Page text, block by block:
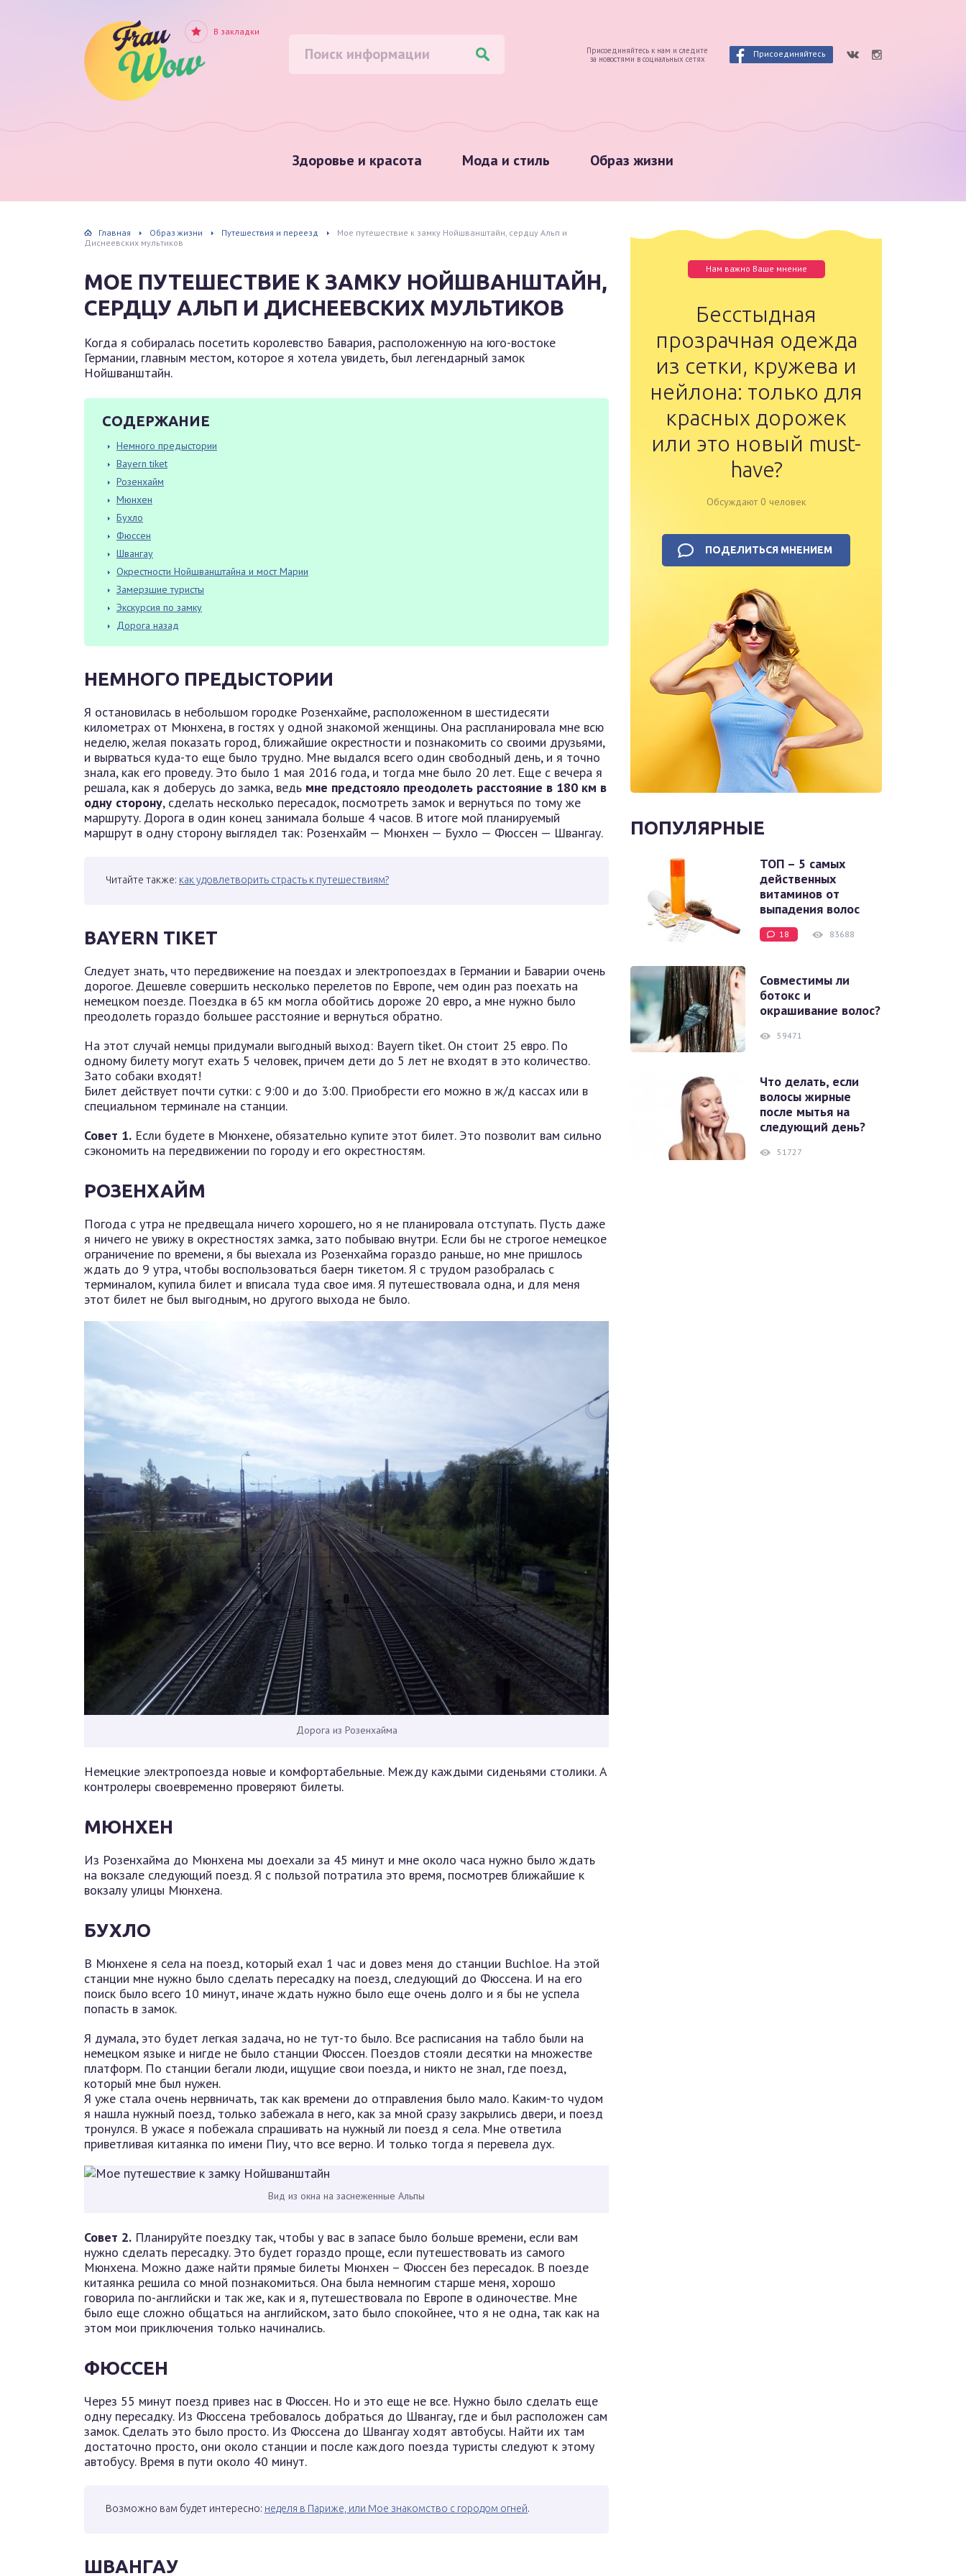
Здоровье и красота Мода и стиль Образ жизни
Присоединяйтесь к нам и следите
за новостями в социальных сетях
Присоединяйтесь
В закладки
Главная Образ жизни Путешествия и переезд
Мое путешествие к замку Нойшванштайн, сердцу Альп и
Диснеевских мультиков
МОЕ ПУТЕШЕСТВИЕ К ЗАМКУ НОЙШВАНШТАЙН,
СЕРДЦУ АЛЬП И ДИСНЕЕВСКИХ МУЛЬТИКОВ
Когда я собиралась посетить королевство Бавария, расположенную на юго-востоке
Германии, главным местом, которое я хотела увидеть, был легендарный замок
Нойшванштайн.
СОДЕРЖАНИЕ
Немного предыстории
Bayern tiket
Розенхайм
Мюнхен
Бухло
Фюссен
Швангау
Окрестности Нойшванштайна и мост Марии
Замерзшие туристы
Экскурсия по замку
Дорога назад
НЕМНОГО ПРЕДЫСТОРИИ
Я остановилась в небольшом городке Розенхайме, расположенном в шестидесяти
километрах от Мюнхена, в гостях у одной знакомой женщины. Она распланировала мне всю
неделю, желая показать город, ближайшие окрестности и познакомить со своими друзьями,
и вырваться куда-то еще было трудно. Мне выдался всего один свободный день, и я точно
знала, как его проведу. Это было 1 мая 2016 года, и тогда мне было 20 лет. Еще с вечера я
решала, как я доберусь до замка, ведь мне предстояло преодолеть расстояние в 180 км в
одну сторону, сделать несколько пересадок, посмотреть замок и вернуться по тому же
маршруту. Дорога в один конец занимала больше 4 часов. В итоге мой планируемый
маршрут в одну сторону выглядел так: Розенхайм — Мюнхен — Бухло — Фюссен — Швангау.
Читайте также: как удовлетворить страсть к путешествиям?
BAYERN TIKET
Следует знать, что передвижение на поездах и электропоездах в Германии и Баварии очень
дорогое. Дешевле совершить несколько перелетов по Европе, чем один раз поехать на
немецком поезде. Поездка в 65 км могла обойтись дороже 20 евро, а мне нужно было
преодолеть гораздо большее расстояние и вернуться обратно.
На этот случай немцы придумали выгодный выход: Bayern tiket. Он стоит 25 евро. По
одному билету могут ехать 5 человек, причем дети до 5 лет не входят в это количество.
Зато собаки входят!
Билет действует почти сутки: с 9:00 и до 3:00. Приобрести его можно в ж/д кассах или в
специальном терминале на станции.
Совет 1. Если будете в Мюнхене, обязательно купите этот билет. Это позволит вам сильно
сэкономить на передвижении по городу и его окрестностям.
РОЗЕНХАЙМ
Погода с утра не предвещала ничего хорошего, но я не планировала отступать. Пусть даже
я ничего не увижу в окрестностях замка, зато побываю внутри. Если бы не строгое немецкое
ограничение по времени, я бы выехала из Розенхайма гораздо раньше, но мне пришлось
ждать до 9 утра, чтобы воспользоваться баерн тикетом. Я с трудом разобралась с
терминалом, купила билет и вписала туда свое имя. Я путешествовала одна, и для меня
этот билет не был выгодным, но другого выхода не было.
Дорога из Розенхайма
Немецкие электропоезда новые и комфортабельные. Между каждыми сиденьями столики. А
контролеры своевременно проверяют билеты.
МЮНХЕН
Из Розенхайма до Мюнхена мы доехали за 45 минут и мне около часа нужно было ждать
на вокзале следующий поезд. Я с пользой потратила это время, посмотрев ближайшие к
вокзалу улицы Мюнхена.
БУХЛО
В Мюнхене я села на поезд, который ехал 1 час и довез меня до станции Buchloe. На этой
станции мне нужно было сделать пересадку на поезд, следующий до Фюссена. И на его
поиск было всего 10 минут, иначе ждать нужно было еще очень долго и я бы не успела
попасть в замок.
Я думала, это будет легкая задача, но не тут-то было. Все расписания на табло были на
немецком языке и нигде не было станции Фюссен. Поездов стояли десятки на множестве
платформ. По станции бегали люди, ищущие свои поезда, и никто не знал, где поезд,
который мне был нужен.
Я уже стала очень нервничать, так как времени до отправления было мало. Каким-то чудом
я нашла нужный поезд, только забежала в него, как за мной сразу закрылись двери, и поезд
тронулся. В ужасе я побежала спрашивать на нужный ли поезд я села. Мне ответила
приветливая китаянка по имени Пиу, что все верно. И только тогда я перевела дух.
Вид из окна на заснеженные Альпы
Совет 2. Планируйте поездку так, чтобы у вас в запасе было больше времени, если вам
нужно сделать пересадку. Это будет гораздо проще, если путешествовать из самого
Мюнхена. Можно даже найти прямые билеты Мюнхен – Фюссен без пересадок. В поезде
китаянка решила со мной познакомиться. Она была немногим старше меня, хорошо
говорила по-английски и так же, как и я, путешествовала по Европе в одиночестве. Мне
было еще сложно общаться на английском, зато было спокойнее, что я не одна, так как на
этом мои приключения только начинались.
ФЮССЕН
Через 55 минут поезд привез нас в Фюссен. Но и это еще не все. Нужно было сделать еще
одну пересадку. Из Фюссена требовалось добраться до Швангау, где и был расположен сам
замок. Сделать это было просто. Из Фюссена до Швангау ходят автобусы. Найти их там
достаточно просто, они около станции и после каждого поезда туристы следуют к этому
автобусу. Время в пути около 40 минут.
Возможно вам будет интересно: неделя в Париже, или Мое знакомство с городом огней.
ШВАНГАУ
Нам важно Ваше мнение
Бесстыдная
прозрачная одежда
из сетки, кружева и
нейлона: только для
красных дорожек
или это новый must-
have?
Обсуждают 0 человек
ПОДЕЛИТЬСЯ МНЕНИЕМ
ПОПУЛЯРНЫЕ
ТОП – 5 самых
действенных
витаминов от
выпадения волос
18 83688
Совместимы ли
ботокс и
окрашивание волос?
59471
Что делать, если
волосы жирные
после мытья на
следующий день?
51727